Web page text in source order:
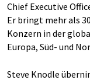
Chief Executive
Er bringt mehr als
Konzern in der
Europa, Süd- und
Steve Knodle